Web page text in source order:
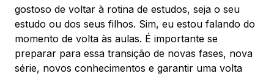
(47) 3348-4609
gostoso de voltar à rotina de estudos, seja o seu
estudo ou dos seus filhos. Sim, eu estou falando do
momento de volta às aulas. É importante se
preparar para essa transição de novas fases, nova
série, novos conhecimentos e garantir uma volta